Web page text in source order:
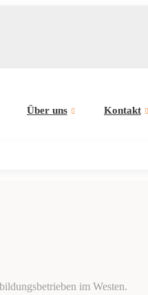
Über uns Kontakt
im Westen.